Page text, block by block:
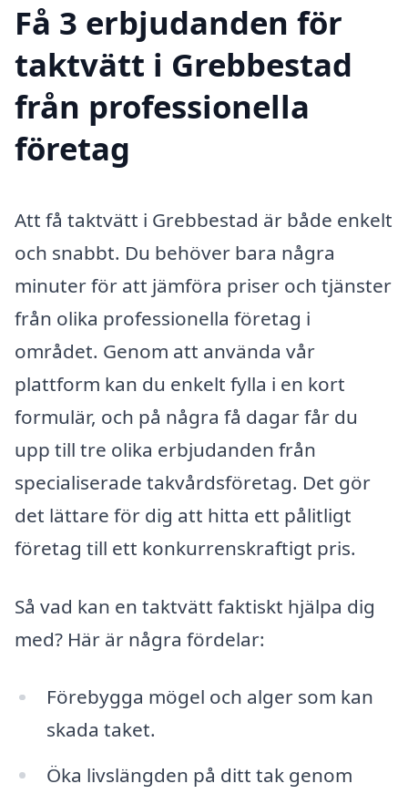
Få 3 erbjudanden för
taktvätt i Grebbestad
från professionella
företag
Att få taktvätt i Grebbestad är både enkelt
och snabbt. Du behöver bara några
minuter för att jämföra priser och tjänster
från olika professionella företag i
området. Genom att använda vår
plattform kan du enkelt fylla i en kort
formulär, och på några få dagar får du
upp till tre olika erbjudanden från
specialiserade takvårdsföretag. Det gör
det lättare för dig att hitta ett pålitligt
företag till ett konkurrenskraftigt pris.
Så vad kan en taktvätt faktiskt hjälpa dig
med? Här är några fördelar:
Förebygga mögel och alger som kan
skada taket.
Öka livslängden på ditt tak genom